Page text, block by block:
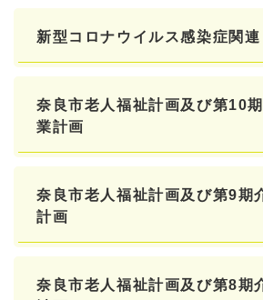
新型コロナウイルス感染症関連
奈良市老人福祉計画及び第10
業計画
奈良市老人福祉計画及び第9期
計画
奈良市老人福祉計画及び第8期